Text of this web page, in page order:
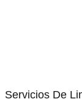
Servicios De